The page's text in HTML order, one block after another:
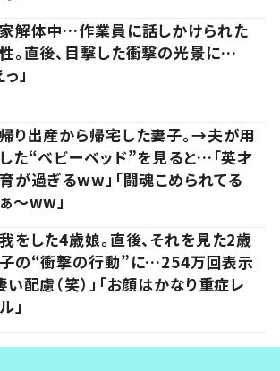
解体中…作業員に話しかけられた
。直後、目撃した衝撃の光景に…
っ」
り出産から帰宅した妻子。→夫が用
た“ベビーベッド”を見ると…「英才
が過ぎるww」「闘魂こめられてる
～ww」
をした4歳娘。直後、それを見た2歳
の“衝撃の行動”に…254万回表示
い配慮（笑）」「お顔はかなり重症レ
」